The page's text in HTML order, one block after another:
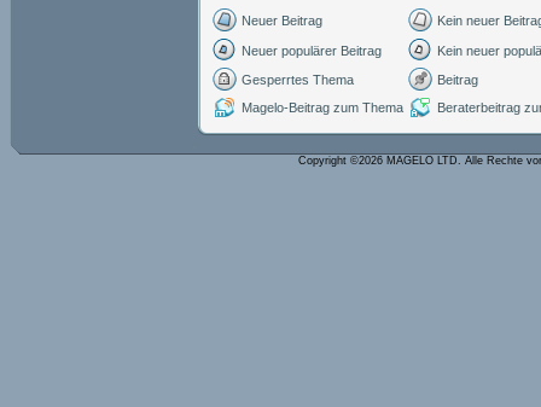
Neuer Beitrag Kein neuer
Neuer populärer Beitrag
Kein neuer
Gesperrtes Thema
Beitrag
Magelo-Beitrag zum Thema
Beraterbeitrag
Copyright ©2026 MAGELO LTD. Alle Rechte